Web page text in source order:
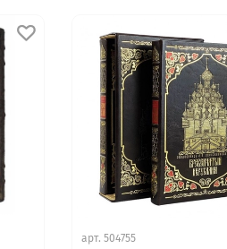
арт. 504755